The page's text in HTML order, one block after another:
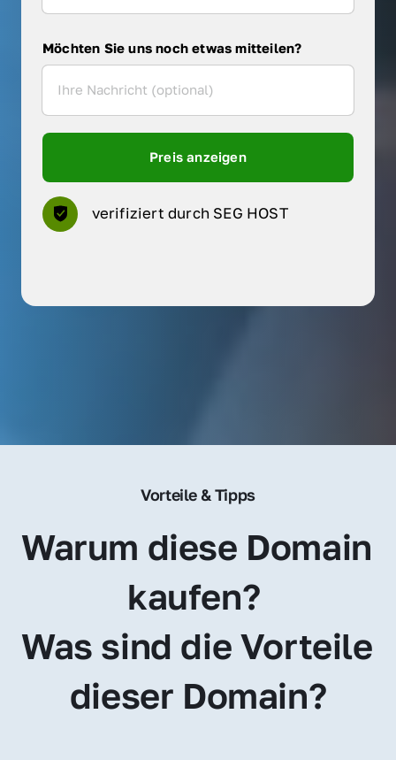
Möchten Sie uns noch etwas mitteilen?
Preis anzeigen
verifiziert durch SEG HOST
Vorteile & Tipps
Warum diese Domain
kaufen?
Was sind die Vorteile
dieser Domain?